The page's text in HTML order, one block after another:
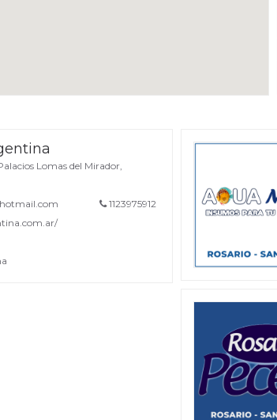
Lomas del Mirador,
1123975912